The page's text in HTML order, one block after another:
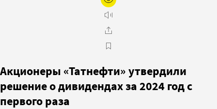
Акционеры «Татнефти» утвердили
решение о дивидендах за 2024 год с
первого раза